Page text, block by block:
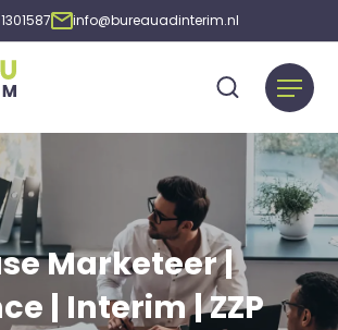
info@bureauadinterim.nl
Marketeer |
| Interim | ZZP